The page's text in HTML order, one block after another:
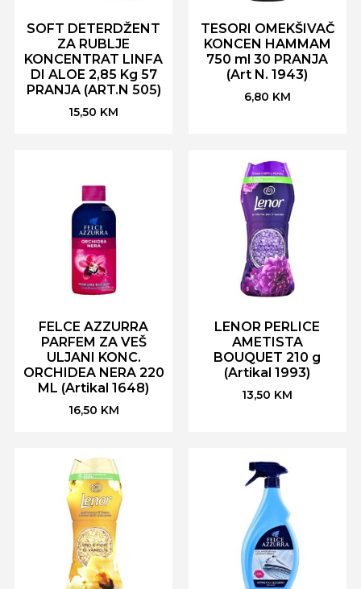
SOFT DETERDŽENT
ZA RUBLJE
KONCENTRAT LINFA
DI ALOE 2,85 Kg 57
PRANJA (ART.N 505)
15,50 KM
TESORI OMEKŠIVAČ
KONCEN HAMMAM
750 ml 30 PRANJA
(Art N. 1943)
6,80 KM
FELCE AZZURRA
PARFEM ZA VEŠ
ULJANI KONC.
ORCHIDEA NERA 220
ML (Artikal 1648)
16,50 KM
LENOR PERLICE
AMETISTA
BOUQUET 210 g
(Artikal 1993)
13,50 KM